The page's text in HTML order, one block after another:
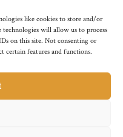
like cookies to store and/or
technologies will allow us to process
on this site. Not consenting or
certain features and functions.
team. All Rights reserved.
license of the copyright